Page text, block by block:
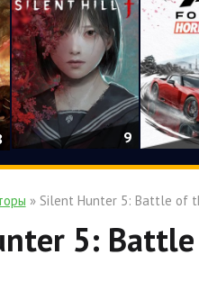
9
» Silent Hunter 5: Battle of
5: